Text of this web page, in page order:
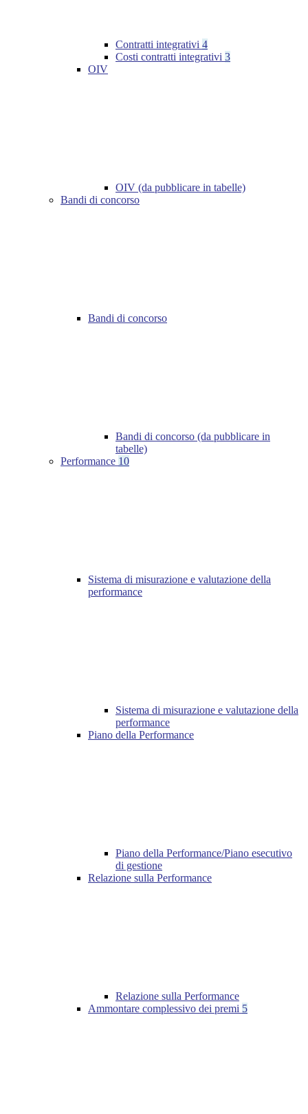
Contratti integrativi 4
Costi contratti integrativi 3
OIV
OIV (da pubblicare in tabelle)
Bandi di concorso
Bandi di concorso
Bandi di concorso (da pubblicare in
tabelle)
Performance 10
Sistema di misurazione e valutazione della
performance
Sistema di misurazione e valutazione della
performance
Piano della Performance
Piano della Performance/Piano esecutivo
di gestione
Relazione sulla Performance
Relazione sulla Performance
Ammontare complessivo dei premi 5